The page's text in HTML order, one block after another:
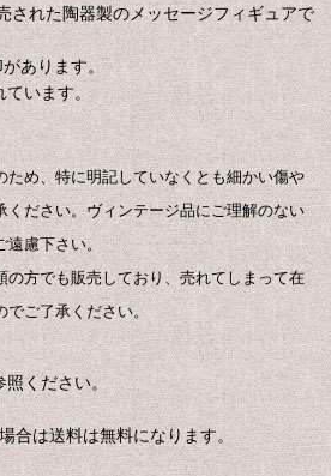
された陶器製のメッセージフィギュアで
あります。
ています。
め、特に明記していなくとも細かい傷や
ください。ヴィンテージ品にご理解のない
慮下さい。
方でも販売しており、売れてしまって在
でご了承ください。
照ください。
合は送料は無料になります。